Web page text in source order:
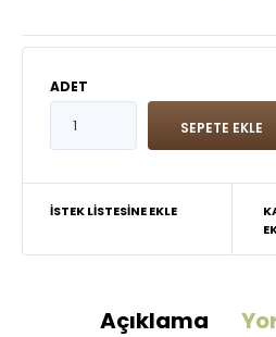
ADET
İSTEK LISTESINE EKLE
Açıklama